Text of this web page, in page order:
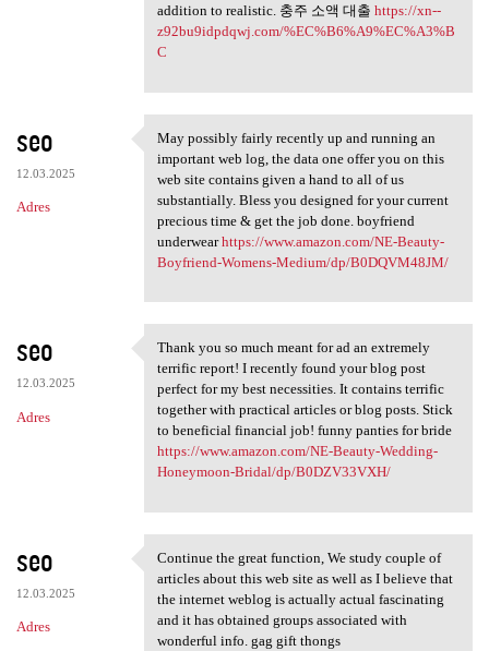
addition to realistic. 충주 소액 대출 https://xn--
z92bu9idpdqwj.com/%EC%B6%A9%EC%A3%B
C
seo
12.03.2025
Adres
May possibly fairly recently
May possibly fairly recently up and running an
important web log, the data one offer you on this
web site contains given a hand to all of us
substantially. Bless you designed for your current
precious time & get the job done. boyfriend
underwearhttps://www.amazon.com/NE-Beauty-
Boyfriend-Womens-Medium/dp/B0DQVM48JM/
seo
12.03.2025
Adres
Thank you so much meant for
Thank you so much meant for ad an extremely
terrific report! I recently found your blog post
perfect for my best necessities. It contains terrific
together with practical articles or blog posts. Stick
to beneficial financial job! funny panties for bride
https://www.amazon.com/NE-Beauty-Wedding-
Honeymoon-Bridal/dp/B0DZV33VXH/
seo
12.03.2025
Adres
Continue the great function,
Continue the great function, We study couple of
articles about this web site as well as I believe that
the internet weblog is actually actual fascinating
and it has obtained groups associated with
wonderful info. gag gift thongs